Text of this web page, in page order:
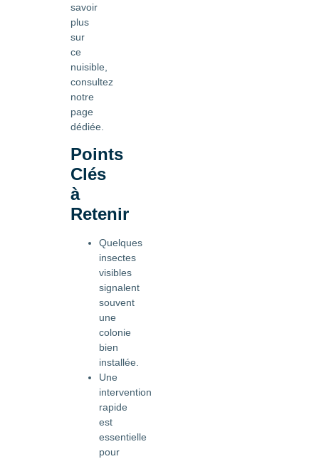
savoir
plus
sur
ce
nuisible,
consultez
notre
page
dédiée.
Points
Clés
à
Retenir
Quelques
insectes
visibles
signalent
souvent
une
colonie
bien
installée.
Une
intervention
rapide
est
essentielle
pour